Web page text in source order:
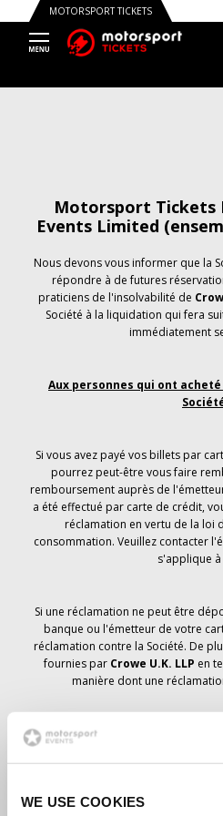
WE USE COOKIES
MOTORSPORT TICKETS
Motorsport Tickets
Events Limited
Nous devons vous informer que la
répondre à de futures
praticiens de l'insolvabilité de
Société à la liquidation qui fera
immédiatement
Aux personnes qui ont
Si vous avez payé vos billets par
pourrez peut-être vous faire
remboursement auprès de
a été effectué par carte de crédit,
réclamation en vertu de la loi
consommation. Veuillez contacter
s'applique à
Si une réclamation ne peut être
banque ou l'émetteur de votre
réclamation contre la Société. De
fournies par Crowe U.K. LLP en
manière dont une
Si vous avez
avez reçu un
commande de billets, votre
prévu que vous recevrez les billets
fournisseurs pour s'assurer que les